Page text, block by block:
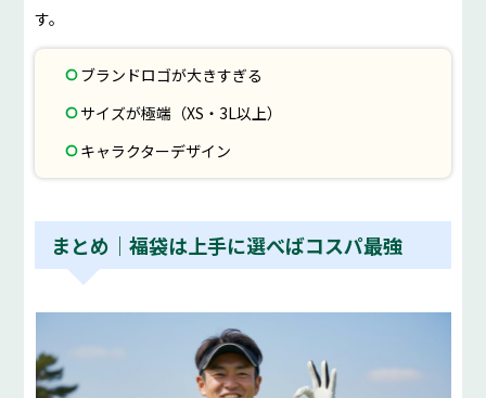
す。
ブランドロゴが大きすぎる
サイズが極端（XS・3L以上）
キャラクターデザイン
まとめ｜福袋は上手に選べばコスパ最強